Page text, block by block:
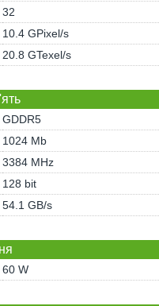
32
10.4 GPixel/s
20.8 GTexel/s
GDDR5
1024 Mb
3384 MHz
128 bit
54.1 GB/s
60 W